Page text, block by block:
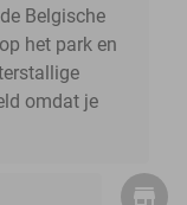
Belgische
het park en
omdat je